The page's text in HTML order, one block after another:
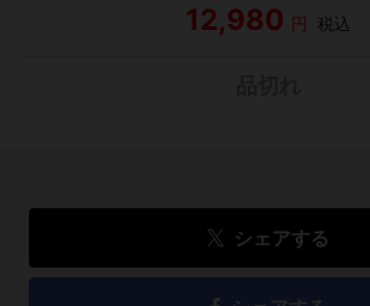
12,980 円 税込
シェアする